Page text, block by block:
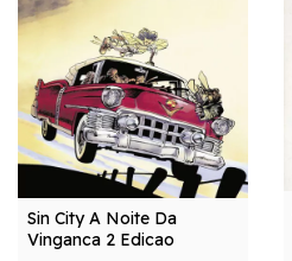
Sin City A Noite Da
Vinganca 2 Edicao